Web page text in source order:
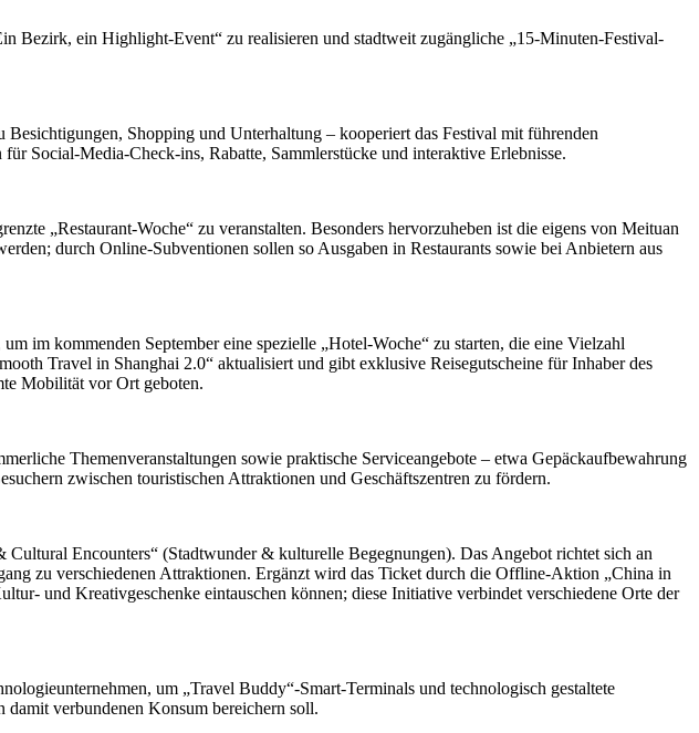
Bezirk, ein Highlight-Event“ zu realisieren und stadtweit zugängliche „15-Minuten-Festival-
Shopping und Unterhaltung – kooperiert das Festival mit führenden
Social-Media-Check-ins, Rabatte, Sammlerstücke und interaktive Erlebnisse.
„Restaurant-Woche“ zu veranstalten. Besonders hervorzuheben ist die eigens von Meituan
durch Online-Subventionen sollen so Ausgaben in Restaurants sowie bei Anbietern aus
im kommenden September eine spezielle „Hotel-Woche“ zu starten, die eine Vielzahl
Travel in Shanghai 2.0“ aktualisiert und gibt exklusive Reisegutscheine für Inhaber des
Mobilität vor Ort geboten.
Themenveranstaltungen sowie praktische Serviceangebote – etwa Gepäckaufbewahrung
zwischen touristischen Attraktionen und Geschäftszentren zu fördern.
Encounters“ (Stadtwunder & kulturelle Begegnungen). Das Angebot richtet sich an
zu verschiedenen Attraktionen. Ergänzt wird das Ticket durch die Offline-Aktion „China in
und Kreativgeschenke eintauschen können; diese Initiative verbindet verschiedene Orte der
um „Travel Buddy“-Smart-Terminals und technologisch gestaltete
verbundenen Konsum bereichern soll.